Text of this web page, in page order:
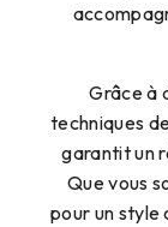
Grâce à
techniques
garantit un
Que vous
pour un style